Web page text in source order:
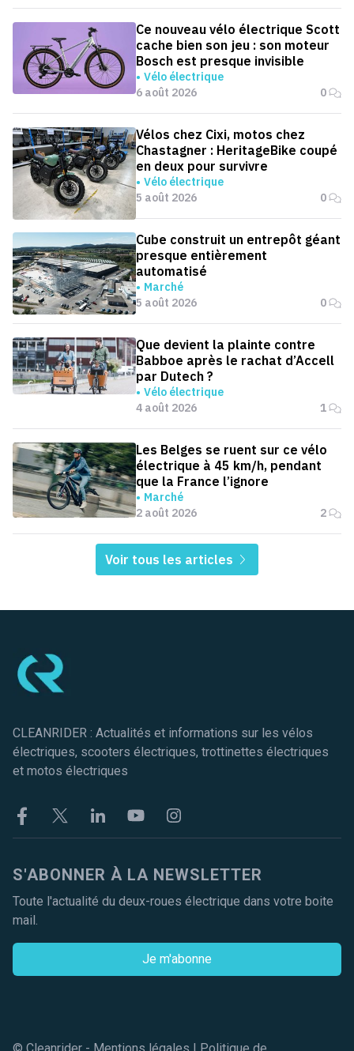
Ce nouveau vélo électrique Scott
cache bien son jeu : son moteur
Bosch est presque invisible
Vélo électrique
6 août 2026
0
Vélos chez Cixi, motos chez
Chastagner : HeritageBike coupé
en deux pour survivre
Vélo électrique
5 août 2026
0
Cube construit un entrepôt géant
presque entièrement
automatisé
Marché
5 août 2026
0
Que devient la plainte contre
Babboe après le rachat d’Accell
par Dutech ?
Vélo électrique
4 août 2026
1
Les Belges se ruent sur ce vélo
électrique à 45 km/h, pendant
que la France l’ignore
Marché
2 août 2026
2
Voir tous les articles
CLEANRIDER : Actualités et informations sur les vélos
électriques, scooters électriques, trottinettes électriques
et motos électriques
FacebookTwitter LinkekinYoutubeInstagram
S'ABONNER À LA NEWSLETTER
Toute l'actualité du deux-roues électrique dans votre boite
mail.
Je m'abonne